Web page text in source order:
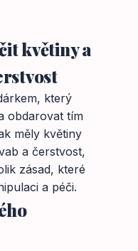
květiny a
který
obdarovat tím
měly květiny
a čerstvost,
zásad, které
a péči.